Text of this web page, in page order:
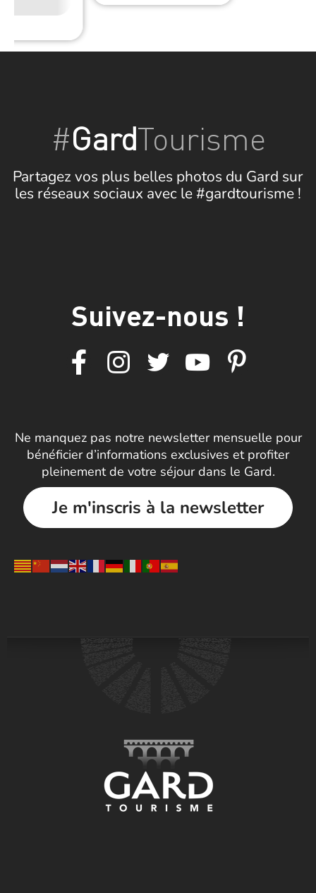
#GardTourisme
Partagez vos plus belles photos du Gard sur
les réseaux sociaux avec le #gardtourisme !
Suivez-nous !
Ne manquez pas notre newsletter mensuelle pour
bénéficier d’informations exclusives et profiter
pleinement de votre séjour dans le Gard.
Je m'inscris à la newsletter